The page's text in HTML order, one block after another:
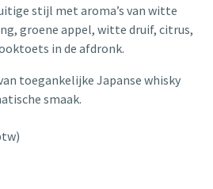
stijl met aroma’s van witte
groene appel, witte druif, citrus,
in de afdronk.
toegankelijke Japanse whisky
smaak.